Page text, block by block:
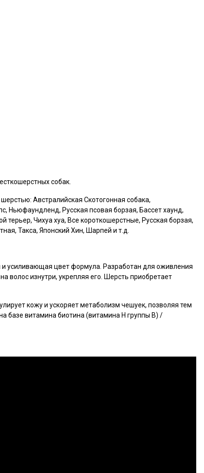
собак.
Австралийская Скотогонная собака,
Ньюфаундленд, Русская псовая борзая, Бассет хаунд,
терьер, Чихуа хуа, Все короткошерстные, Русская борзая,
Такса, Японский Хин, Шарпей и т.д.
усиливающая цвет формула. Разработан для оживления
волос изнутри, укрепляя его. Шерсть приобретает
кожу и ускоряет метаболизм чешуек, позволяя тем
базе витамина биотина (витамина Н группы В) /